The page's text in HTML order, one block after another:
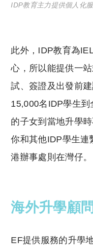
IDP教育主力提供個人化
此外，IDP教育為
心，所以能提供一
試、簽證及出發前
15,000名IDP學生
的子女到當地升學
你和其他IDP學生連
港辦事處則在灣仔。
海外升學顧
EF提供服務的升學